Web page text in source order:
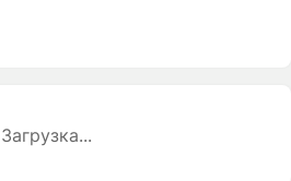
Загрузка...